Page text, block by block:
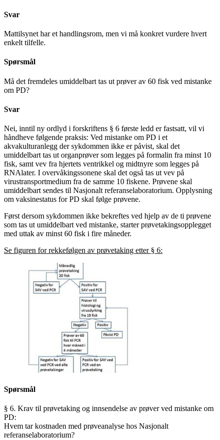
Svar
Mattilsynet har et handlingsrom, men vi må konkret vurdere hvert
enkelt tilfelle.
Spørsmål
Må det fremdeles umiddelbart tas ut prøver av 60 fisk ved mistanke
om PD?
Svar
Nei, inntil ny ordlyd i forskriftens § 6 første ledd er fastsatt, vil vi
håndheve følgende praksis: Ved mistanke om PD i et
akvakulturanlegg der sykdommen ikke er påvist, skal det
umiddelbart tas ut organprøver som legges på formalin fra minst 10
fisk, samt vev fra hjertets ventrikkel og midtnyre som legges på
RNAlater. I overvåkingssonene skal det også tas ut vev på
virustransportmedium fra de samme 10 fiskene. Prøvene skal
umiddelbart sendes til Nasjonalt referanselaboratorium. Opplysning
om vaksinestatus for PD skal følge prøvene.
Først dersom sykdommen ikke bekreftes ved hjelp av de ti prøvene
som tas ut umiddelbart ved mistanke, starter prøvetakingsopplegget
med uttak av minst 60 fisk i fire måneder.
Se figuren for rekkefølgen av prøvetaking etter § 6:
Spørsmål
§ 6. Krav til prøvetaking og innsendelse av prøver ved mistanke om
PD:
Hvem tar kostnaden med prøveanalyse hos Nasjonalt
referanselaboratorium?